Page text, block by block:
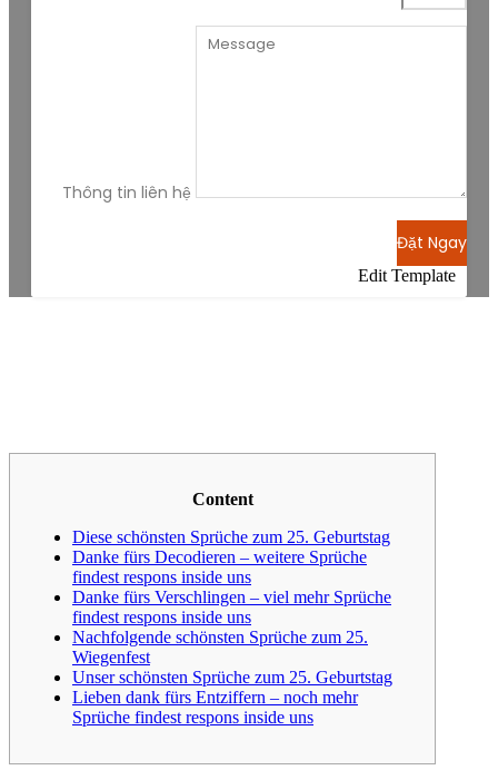
Thông tin liên hệ
Đặt Ngay
Edit Template
Content
Diese schönsten Sprüche zum 25. Geburtstag
Danke fürs Decodieren – weitere Sprüche
findest respons inside uns
Danke fürs Verschlingen – viel mehr Sprüche
findest respons inside uns
Nachfolgende schönsten Sprüche zum 25.
Wiegenfest
Unser schönsten Sprüche zum 25. Geburtstag
Lieben dank fürs Entziffern – noch mehr
Sprüche findest respons inside uns